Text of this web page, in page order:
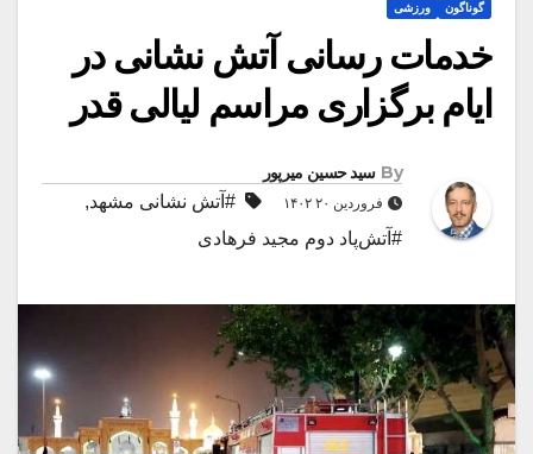
گوناگون ورزشی
خدمات رسانی آتش نشانی در
ایام برگزاری مراسم لیالی قدر
By سید حسین میرپور
فروردین ۲۰ ۱۴۰۲ #آتش نشانی مشهد,
#آتش‌پاد دوم مجید فرهادی